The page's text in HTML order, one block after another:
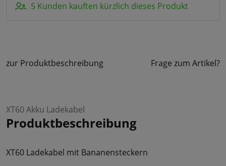
5 Kunden kauften kürzlich dieses Produkt
zur Produktbeschreibung Frage zum Artikel?
XT60 Akku Ladekabel
Produktbeschreibung
XT60 Ladekabel mit Bananensteckern